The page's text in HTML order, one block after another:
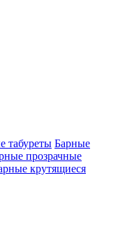
табуреты Барные
прозрачные
крутящиеся